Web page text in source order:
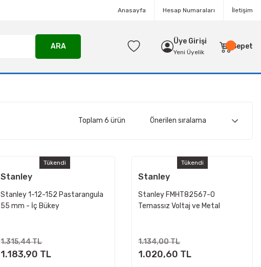
Anasayfa Hesap Numaraları İletişim
ARA
Üye Girişi
Yeni Üyelik
Sepet
Toplam 6 ürün
Tükendi
Stanley
Stanley 1-12-152 Pastarangula
55 mm - İç Bükey
1.315,44 TL
1.183,90 TL
Tükendi
Stanley
Stanley FMHT82567-0
Temassız Voltaj ve Metal
1.134,00 TL
1.020,60 TL